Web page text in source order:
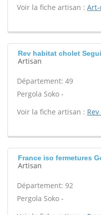
Voir la fiche artisan :
Rev habitat cholet
Artisan
Département: 49
Pergola Soko -
Voir la fiche artisan :
France iso fermetures
Artisan
Département: 92
Pergola Soko -